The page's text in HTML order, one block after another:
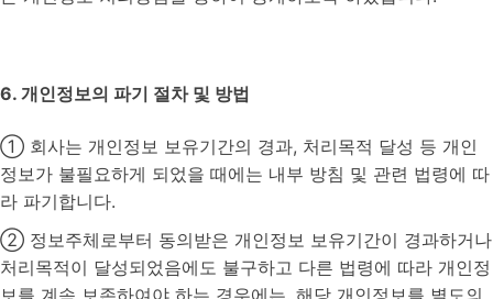
6. 개인정보의 파기 절차 및 방법
① 회사는 개인정보 보유기간의 경과, 처리목적 달성 등 개인
정보가 불필요하게 되었을 때에는 내부 방침 및 관련 법령에 따
라 파기합니다.
② 정보주체로부터 동의받은 개인정보 보유기간이 경과하거나
처리목적이 달성되었음에도 불구하고 다른 법령에 따라 개인정